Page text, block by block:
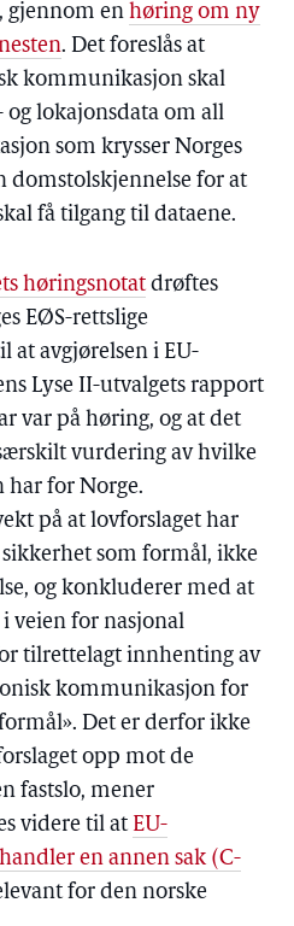
gjennom en høring om ny
. Det foreslås at
kommunikasjon skal
og lokajonsdata om all
som krysser Norges
domstolskjennelse for at
få tilgang til dataene.
høringsnotat drøftes
EØS-rettslige
at avgjørelsen i EU-
Lyse II-utvalgets rapport
var på høring, og at det
vurdering av hvilke
har for Norge.
på at lovforslaget har
som formål, ikke
og konkluderer med at
veien for nasjonal
tilrettelagt innhenting av
kommunikasjon for
Det er derfor ikke
opp mot de
fastslo, mener
videre til at EU-
en annen sak (C-
for den norske